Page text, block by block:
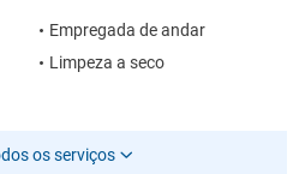
Empregada de andar
Limpeza a seco
os serviços